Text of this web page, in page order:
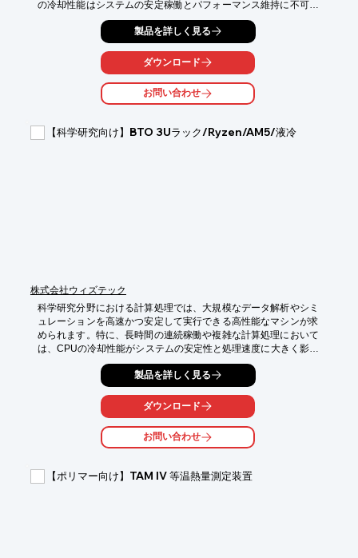
の冷却性能はシステムの安定稼働とパフォーマンス維持に不可欠
です。CPUの温度上昇は計算エラーや処理速度の低下を招く可能
性があります。当製品は、CPUクーラーに液冷(水冷)AIOを搭載
し、コンパクトな3Uサイズながら高い冷却性能を実現すること
で、これらの課題に対応します。
【活用シーン】
・大規模なシミュレーション実行
・データ解析と可視化
・科学技術計算全般
製品を詳しく見る
ダウンロード
お問い合わせ
【科学研究向け】BTO 3Uラック/Ryzen/AM5/液冷
株式会社ウィズテック
科学研究分野における計算処理では、大規模なデータ解析やシミ
ュレーションを高速かつ安定して実行できる高性能なマシンが求
められます。特に、長時間の連続稼働や複雑な計算処理において
は、CPUの冷却性能がシステムの安定性と処理速度に大きく影響
します。当製品『ZEUS BTO 3Uラック/AMD Ryzen/AM5/CPU液
冷(水冷)AIO』は、液冷CPUクーラーを搭載し、コンパクトな3U
サイズながら高い冷却性能を実現。これにより、研究開発におけ
る計算処理の効率化と信頼性向上に貢献します。
【活用シーン】
・大規模データ解析
・機械学習・ディープラーニングの学習
・レンダリング処理
製品を詳しく見る
ダウンロード
お問い合わせ
【ポリマー向け】TAM IV 等温熱量測定装置